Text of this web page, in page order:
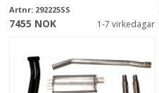
Artnr: 292225SS
7455 NOK 1-7 virkedagar